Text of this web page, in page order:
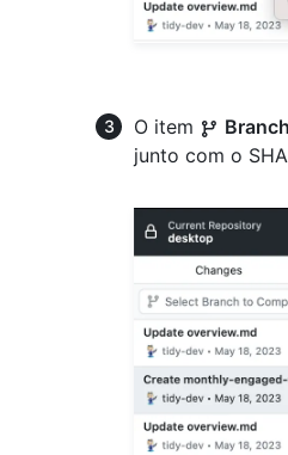
O item
junto com o